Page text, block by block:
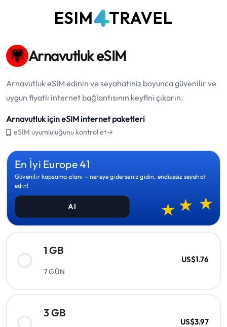
Arnavutluk eSIM
Arnavutluk eSIM edinin ve seyahatiniz boyunca güvenilir ve
uygun fiyatlı internet bağlantısının keyfini çıkarın.
Arnavutluk için eSIM internet paketleri
eSIM uyumluluğunu kontrol et→
En İyi Europe 41
Güvenilir kapsama alanı – nereye giderseniz gidin, endişesiz seyahat
edin!
Al
1 GB
7 GÜN
US$1.76
3 GB
US$3.97